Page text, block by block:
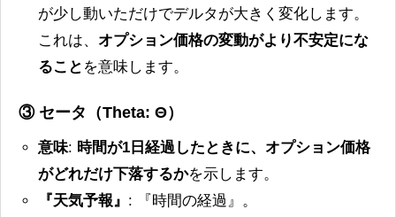
が少し動いただけでデルタが大きく変化します。
これは、 オプション価格の変動がより不安定にな
ること を意味します。
③ セータ（Theta: Θ）
意味: 時間が1日経過したときに、オプション価格
がどれだけ下落するかを示します。
『天気予報』 : 『時間の経過』。